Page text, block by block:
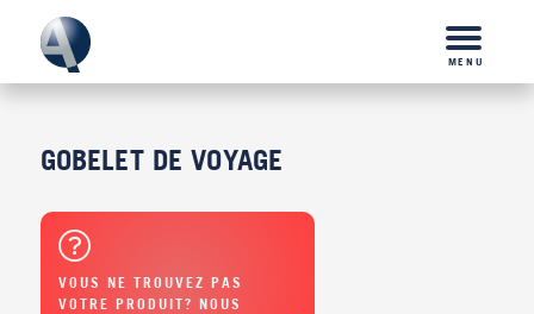
MENU
GOBELET DE VOYAGE
VOUS NE TROUVEZ PAS
VOTRE PRODUIT? NOUS